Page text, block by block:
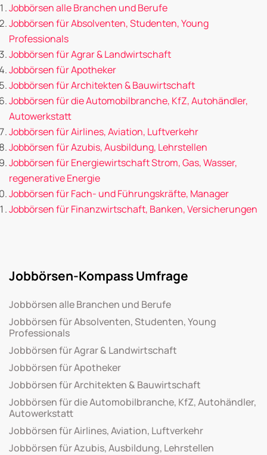
Jobbörsen alle Branchen und Berufe
Jobbörsen für Absolventen, Studenten, Young
Professionals
Jobbörsen für Agrar & Landwirtschaft
Jobbörsen für Apotheker
Jobbörsen für Architekten & Bauwirtschaft
Jobbörsen für die Automobilbranche, KfZ, Autohändler,
Autowerkstatt
Jobbörsen für Airlines, Aviation, Luftverkehr
Jobbörsen für Azubis, Ausbildung, Lehrstellen
Jobbörsen für Energiewirtschaft Strom, Gas, Wasser,
regenerative Energie
Jobbörsen für Fach- und Führungskräfte, Manager
Jobbörsen für Finanzwirtschaft, Banken, Versicherungen
Jobbörsen-Kompass Umfrage
Jobbörsen alle Branchen und Berufe
Jobbörsen für Absolventen, Studenten, Young
Professionals
Jobbörsen für Agrar & Landwirtschaft
Jobbörsen für Apotheker
Jobbörsen für Architekten & Bauwirtschaft
Jobbörsen für die Automobilbranche, KfZ, Autohändler,
Autowerkstatt
Jobbörsen für Airlines, Aviation, Luftverkehr
Jobbörsen für Azubis, Ausbildung, Lehrstellen